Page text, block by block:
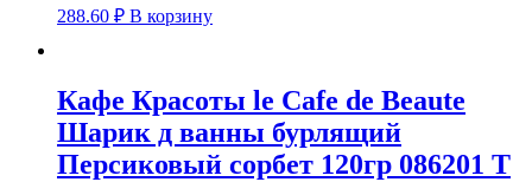
288.60 ₽ В корзину
Кафе Красоты le Cafe de Beaute
Шарик д ванны бурлящий
Персиковый сорбет 120гр 086201 Т